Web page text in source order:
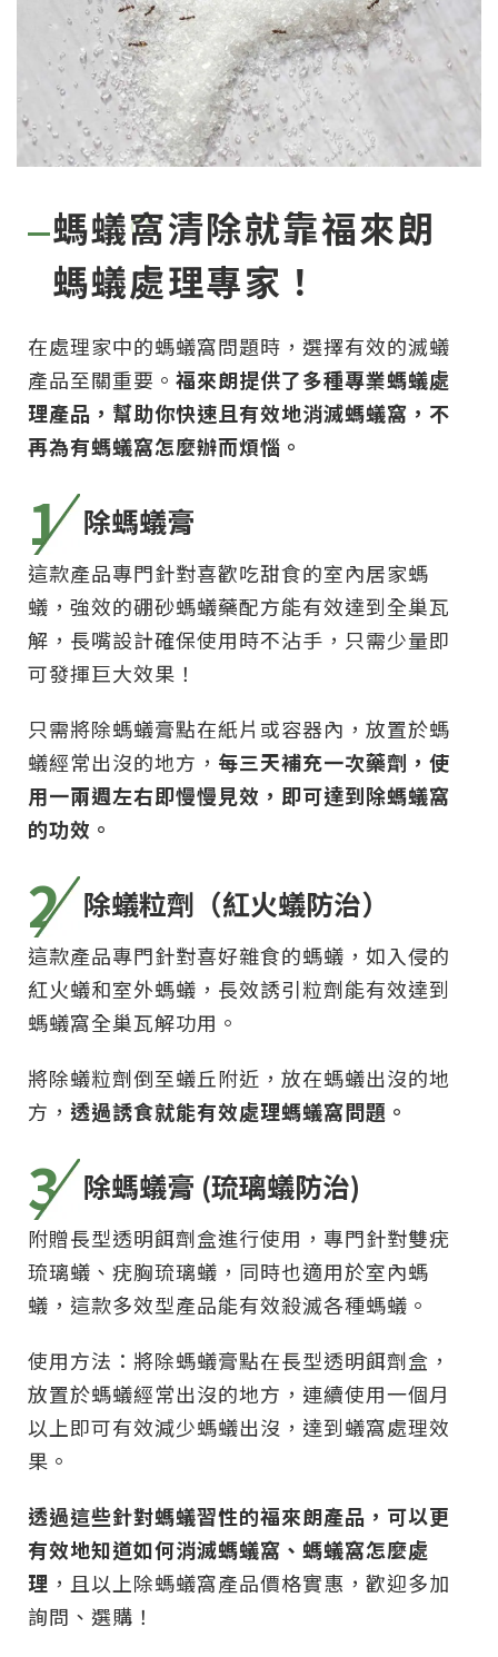
螞蟻窩清除就靠福來朗
螞蟻處理專家！
在處理家中的螞蟻窩問題時，選擇有效的滅蟻
產品至關重要。 福來朗提供了多種專業螞蟻處
理產品，幫助你快速且有效地消滅螞蟻窩，不
再為有螞蟻窩怎麼辦而煩惱。
1 除螞蟻膏
這款產品專門針對喜歡吃甜食的室內居家螞
蟻，強效的硼砂螞蟻藥配方能有效達到全巢瓦
解，長嘴設計確保使用時不沾手，只需少量即
可發揮巨大效果！
只需將除螞蟻膏點在紙片或容器內，放置於螞
蟻經常出沒的地方， 每三天補充一次藥劑，使
用一兩週左右即慢慢見效，即可達到除螞蟻窩
的功效。
2 除蟻粒劑（紅火蟻防治）
這款產品專門針對喜好雜食的螞蟻，如入侵的
紅火蟻和室外螞蟻，長效誘引粒劑能有效達到
螞蟻窩全巢瓦解功用。
將除蟻粒劑倒至蟻丘附近，放在螞蟻出沒的地
方， 透過誘食就能有效處理螞蟻窩問題。
3 除螞蟻膏 (琉璃蟻防治)
附贈長型透明餌劑盒進行使用，專門針對雙疣
琉璃蟻、疣胸琉璃蟻，同時也適用於室內螞
蟻，這款多效型產品能有效殺滅各種螞蟻。
使用方法：將除螞蟻膏點在長型透明餌劑盒，
放置於螞蟻經常出沒的地方，連續使用一個月
以上即可有效減少螞蟻出沒，達到蟻窩處理效
果。
透過這些針對螞蟻習性的福來朗產品，可以更
有效地知道如何消滅螞蟻窩、螞蟻窩怎麼處
理 ，且以上除螞蟻窩產品價格實惠，歡迎多加
詢問、選購！